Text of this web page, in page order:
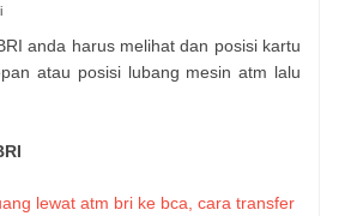
anda harus melihat dan posisi kartu
atau posisi lubang mesin atm lalu